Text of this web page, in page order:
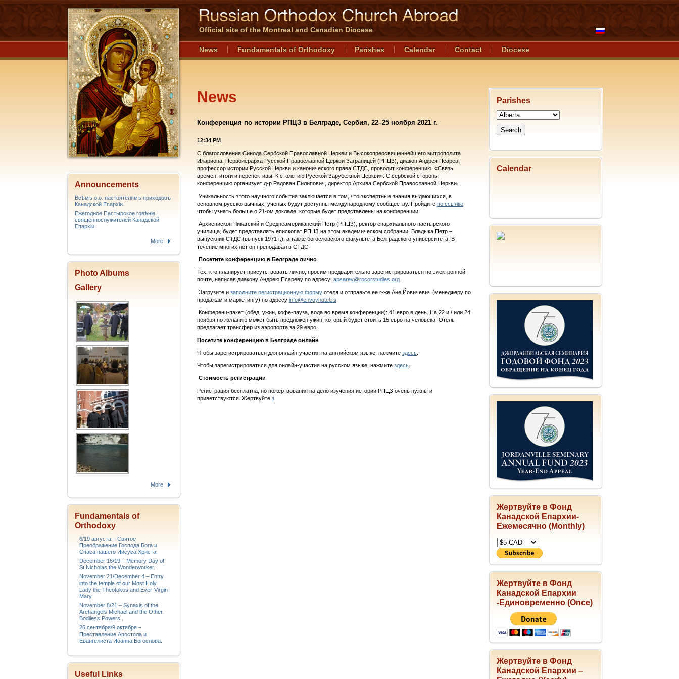
Official site of the Montreal and Canadian Diocese
News Fundamentals of Orthodoxy Parishes Calendar Contact Diocese
Parishes
Calendar
Жертвуйте в Фонд
Канадской Епархии-
Ежемесячно (Monthly)
Жертвуйте в Фонд
Канадской Епархии
-Единовременно (Once)
Жертвуйте в Фонд
Канадской Епархии –
News
Конференция по истории РПЦЗ в Белграде, Сербия, 22–25 ноября 2021 г.
12:34 PM
С благословения Синода Сербской Православной Церкви и Высокопреосвященнейшего митрополита
Илариона, Первоиерарха Русской Православной Церкви Заграницей (РПЦЗ), диакон Андрея Псарев,
профессор истории Русской Церкви и канонического права CТДС, проводит конференцию «Связь
времен: итоги и перспективы. К столетию Русской Зарубежной Церкви». С сербской стороны
конференцию организует д-р Радован Пилипович, директор Архива Сербской Православной Церкви.
Уникальность этого научного события заключается в том, что экспертные знания выдающихся, в
основном русскоязычных, ученых будут доступны международному сообществу. Пройдите по ссылке
чтобы узнать больше о 21-ом докладе, которые будет представлены на конференции.
Архиепископ Чикагский и Среднеамериканский Петр (РПЦЗ), ректор епархиального пастырского
училища, будет представлять епископат РПЦЗ на этом академическом собрании. Владыка Петр –
выпускник СТДС (выпуск 1971 г.), а также богословского факультета Белградского университета. В
течение многих лет он преподавал в СТДС.
Посетите конференцию в Белграде лично
Тех, кто планирует присутствовать лично, просим предварительно зарегистрироваться по электронной
почте, написав диакону Андрею Псареву по адресу: apsarev@rocorstudies org
Загрузите и заполните регистрационную форму отеля и отправьте ее г-же Ане Йовичевич (менеджеру по
продажам и маркетингу) по адресу info@envoyhotel rs
Конференц-пакет (обед, ужин, кофе-пауза, вода во время конференции): 41 евро в день. На 22 и / или 24
ноября по желанию может быть предложен ужин, который будет стоить 15 евро на человека. Отель
предлагает трансфер из аэропорта за 29 евро.
Посетите конференцию в Белграде онлайн
Чтобы зарегистрироваться для онлайн-участия на английском языке, нажмите здесь
Чтобы зарегистрироваться для онлайн-участия на русском языке, нажмите здесь
Стоимость регистрации
Регистрация бесплатна, но пожертвования на дело изучения истории РПЦЗ очень нужны и
приветствуются. Жертвуйте з
Announcements
Всѣмъ о.о. настоятелямъ приходовъ
Канадской Епархiи.
Ежегодное Пастырское говѣніе
священнослужителей Канадской
Епархіи.
More
Photo Albums
Gallery
More
Fundamentals of
Orthodoxy
6/19 августа – Святое
Преображение Господа Бога и
Спаса нашего Иисуса Христа.
December 16/19 – Memory Day of
St.Nicholas the Wonderworker.
November 21/December 4 – Entry
into the temple of our Most Holy
Lady the Theotokos and Ever-Virgin
Mary
November 8/21 – Synaxis of the
Archangels Michael and the Other
Bodiless Powers..
26 сентября/9 октября –
Преставление Апостола и
Евангелиста Иоанна Богослова.
Useful Links